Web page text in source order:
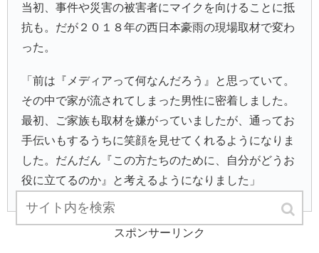
当初、事件や災害の被害者にマイクを向けることに抵
抗も。だが２０１８年の西日本豪雨の現場取材で変わ
った。
「前は『メディアって何なんだろう』と思っていて。
その中で家が流されてしまった男性に密着しました。
最初、ご家族も取材を嫌がっていましたが、通ってお
手伝いもするうちに笑顔を見せてくれるようになりま
した。だんだん『この方たちのために、自分がどうお
役に立てるのか』と考えるようになりました」
スポンサーリンク